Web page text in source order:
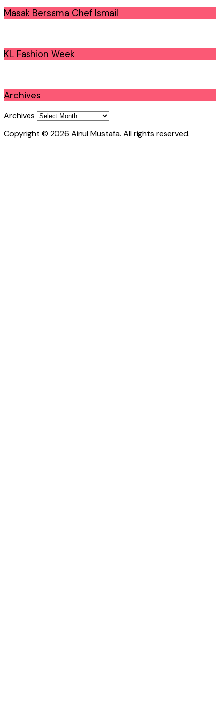
Masak Bersama Chef Ismail
KL Fashion Week
Archives
Archives
Copyright © 2026 Ainul Mustafa. All rights reserved.